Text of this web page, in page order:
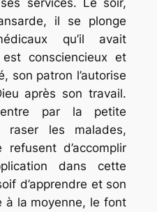
il se plonge
qu’il avait
consciencieux et
son patron l’autorise
après son travail.
entre par la petite
raser les malades,
d’accomplir
dans cette
d’apprendre et son
à la moyenne, le font